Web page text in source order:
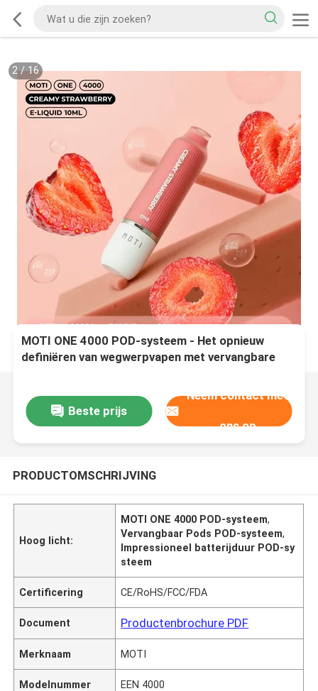
2/16
MOTI ONE 4000 POD-systeem - Het opnieuw
definiëren van wegwerpvapen met vervangbare
Beste prijs
Neem contact met
ons op
PRODUCTOMSCHRIJVING
Hoog licht:
MOTI ONE 4000 POD-systeem,
Vervangbaar Pods POD-systeem,
Impressioneel batterijduur POD-sy
steem
Certificering CE/RoHS/FCC/FDA
Document Productenbrochure PDF
Merknaam MOTI
Modelnummer EEN 4000